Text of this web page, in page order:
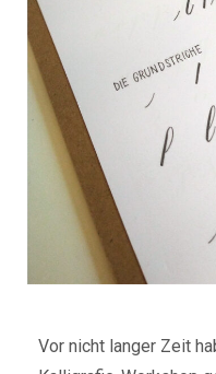
Vor nicht langer Zeit